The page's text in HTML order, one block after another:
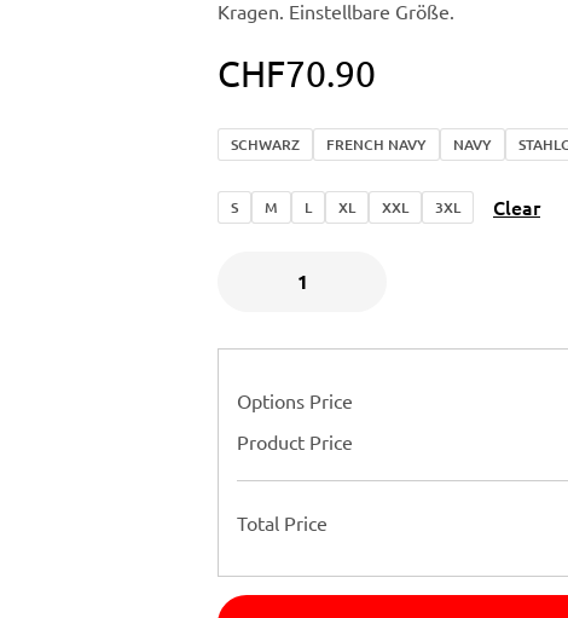
Kragen. Einstellbare Größe.
CHF70.90
SCHWARZ FRENCH NAVY NAVY
S M L XL XXL 3XL Clear
Options Price
Product Price
Total Price